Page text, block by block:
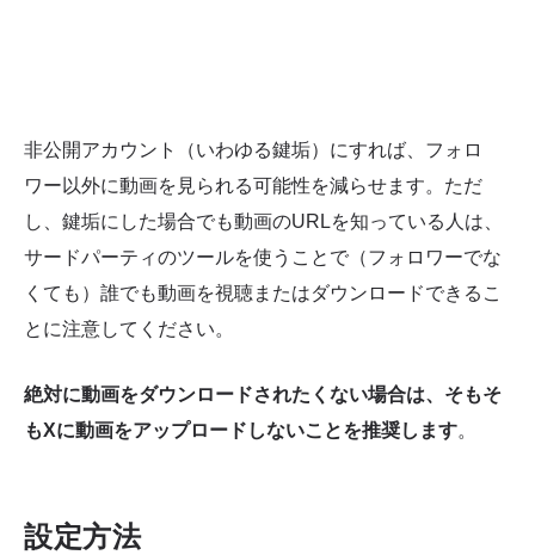
非公開アカウント（いわゆる鍵垢）にすれば、フォロ
ワー以外に動画を見られる可能性を減らせます。ただ
し、鍵垢にした場合でも動画のURLを知っている人は、
サードパーティのツールを使うことで（フォロワーでな
くても）誰でも動画を視聴またはダウンロードできるこ
とに注意してください。
絶対に動画をダウンロードされたくない場合は、そもそ
もXに動画をアップロードしないことを推奨します。
設定方法